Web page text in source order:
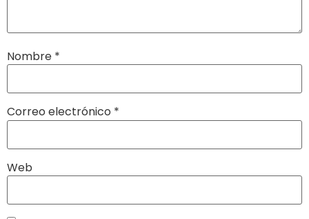
Nombre *
Correo electrónico *
Web